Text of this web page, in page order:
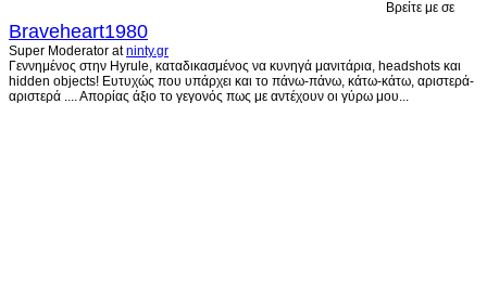
Βρείτε με σε
Braveheart1980
Super Moderator atninty.gr
Γεννημένος στην Hyrule, καταδικασμένος να κυνηγά μανιτάρια, headshots και
hidden objects! Ευτυχώς που υπάρχει και το πάνω-πάνω, κάτω-κάτω, αριστερά-
αριστερά .... Απορίας άξιο το γεγονός πως με αντέχουν οι γύρω μου...